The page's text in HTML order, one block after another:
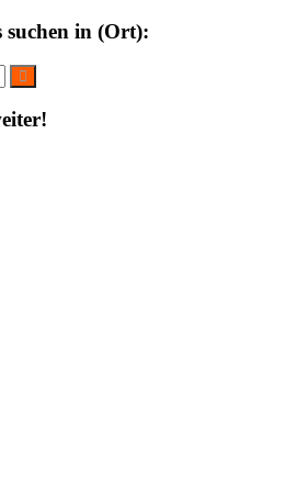
suchen in (Ort):
Suchen